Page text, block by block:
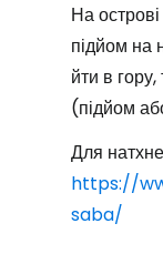
На
підйом на
йти в
(підйом
Для
https://
saba/